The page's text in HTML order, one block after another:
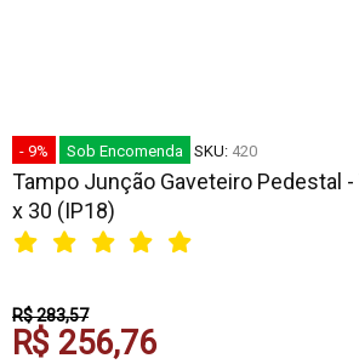
- 9% Sob Encomenda SKU: 420
Tampo Junção Gaveteiro Pedestal
x 30 (IP18)
R$ 283,57
R$ 256,76